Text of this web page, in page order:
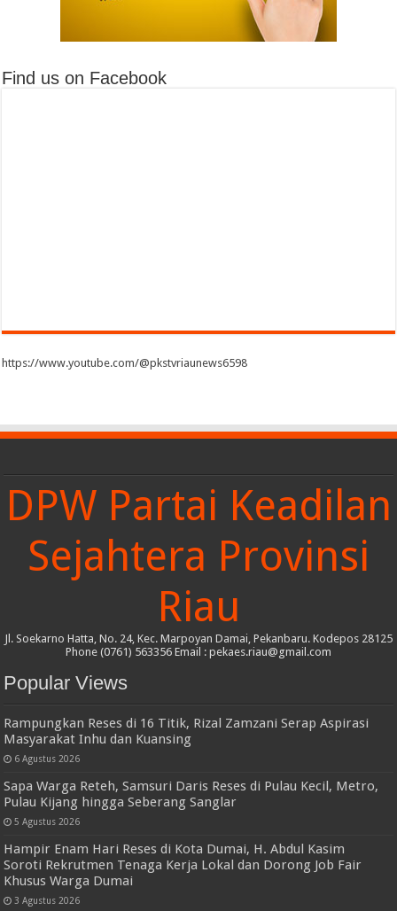
Find us on Facebook
https://www.youtube.com/@pkstvriaunews6598
DPW Partai Keadilan
Sejahtera Provinsi
Riau
Jl. Soekarno Hatta, No. 24, Kec. Marpoyan Damai, Pekanbaru. Kodepos 28125
Phone (0761) 563356 Email : pekaes.riau@gmail.com
Popular Views
Rampungkan Reses di 16 Titik, Rizal Zamzani Serap Aspirasi
Masyarakat Inhu dan Kuansing
6 Agustus 2026
Sapa Warga Reteh, Samsuri Daris Reses di Pulau Kecil, Metro,
Pulau Kijang hingga Seberang Sanglar
5 Agustus 2026
Hampir Enam Hari Reses di Kota Dumai, H. Abdul Kasim
Soroti Rekrutmen Tenaga Kerja Lokal dan Dorong Job Fair
Khusus Warga Dumai
3 Agustus 2026